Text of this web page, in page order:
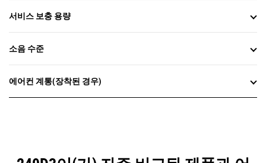
서비스 보충 용량
소음 수준
에어컨 계통(장착된 경우)